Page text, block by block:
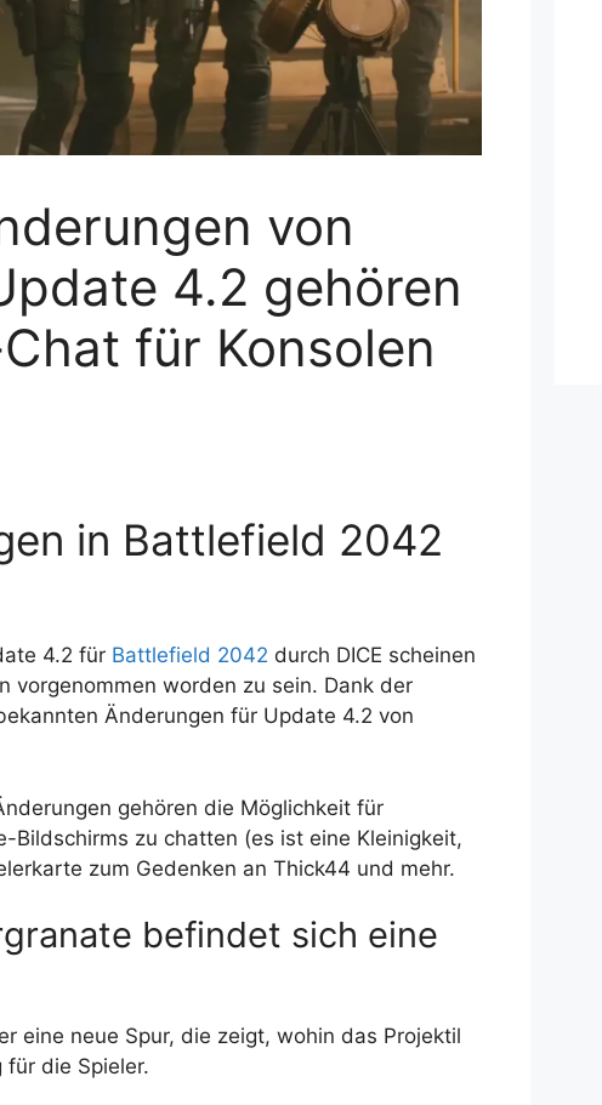
von
4.2 gehören
für Konsolen
in Battlefield 2042
4.2 für Battlefield 2042 durch DICE scheinen
vorgenommen worden zu sein. Dank der
Änderungen für Update 4.2 von
gehören die Möglichkeit für
Bildschirms zu chatten (es ist eine Kleinigkeit,
zum Gedenken an Thick44 und mehr.
befindet sich eine
eine neue Spur, die zeigt, wohin das Projektil
die Spieler.